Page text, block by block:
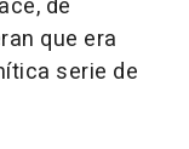
que era
serie de